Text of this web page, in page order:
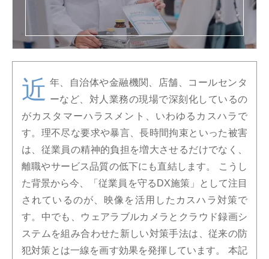
近 年、自治体や金融機関、店舗、コールセンタ
ーなど、対人業務の現場で深刻化しているの
がカスタマーハラスメント、いわゆるカスハラで
す。理不尽な要求や暴言、長時間拘束といった被害
は、従業員の精神的負担を増大させるだけでなく、
離職やサービス品質の低下にも直結します。 こうし
た背景から今、「従業員を守るDX施策」として注目
されているのが、映像を活用したカスハラ対策で
す。中でも、ウェアラブルカメラとクラウド録画シ
ステムを組み合わせた新しい対策手法は、従来の防
犯対策とは一線を画す効果を発揮しています。 本記